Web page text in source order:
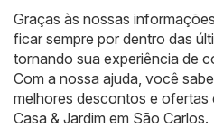
Graças às nossas
ficar sempre por dentro das
tornando sua experiência de
Com a nossa ajuda, você
melhores descontos e ofertas
Casa & Jardim em São Carlos.